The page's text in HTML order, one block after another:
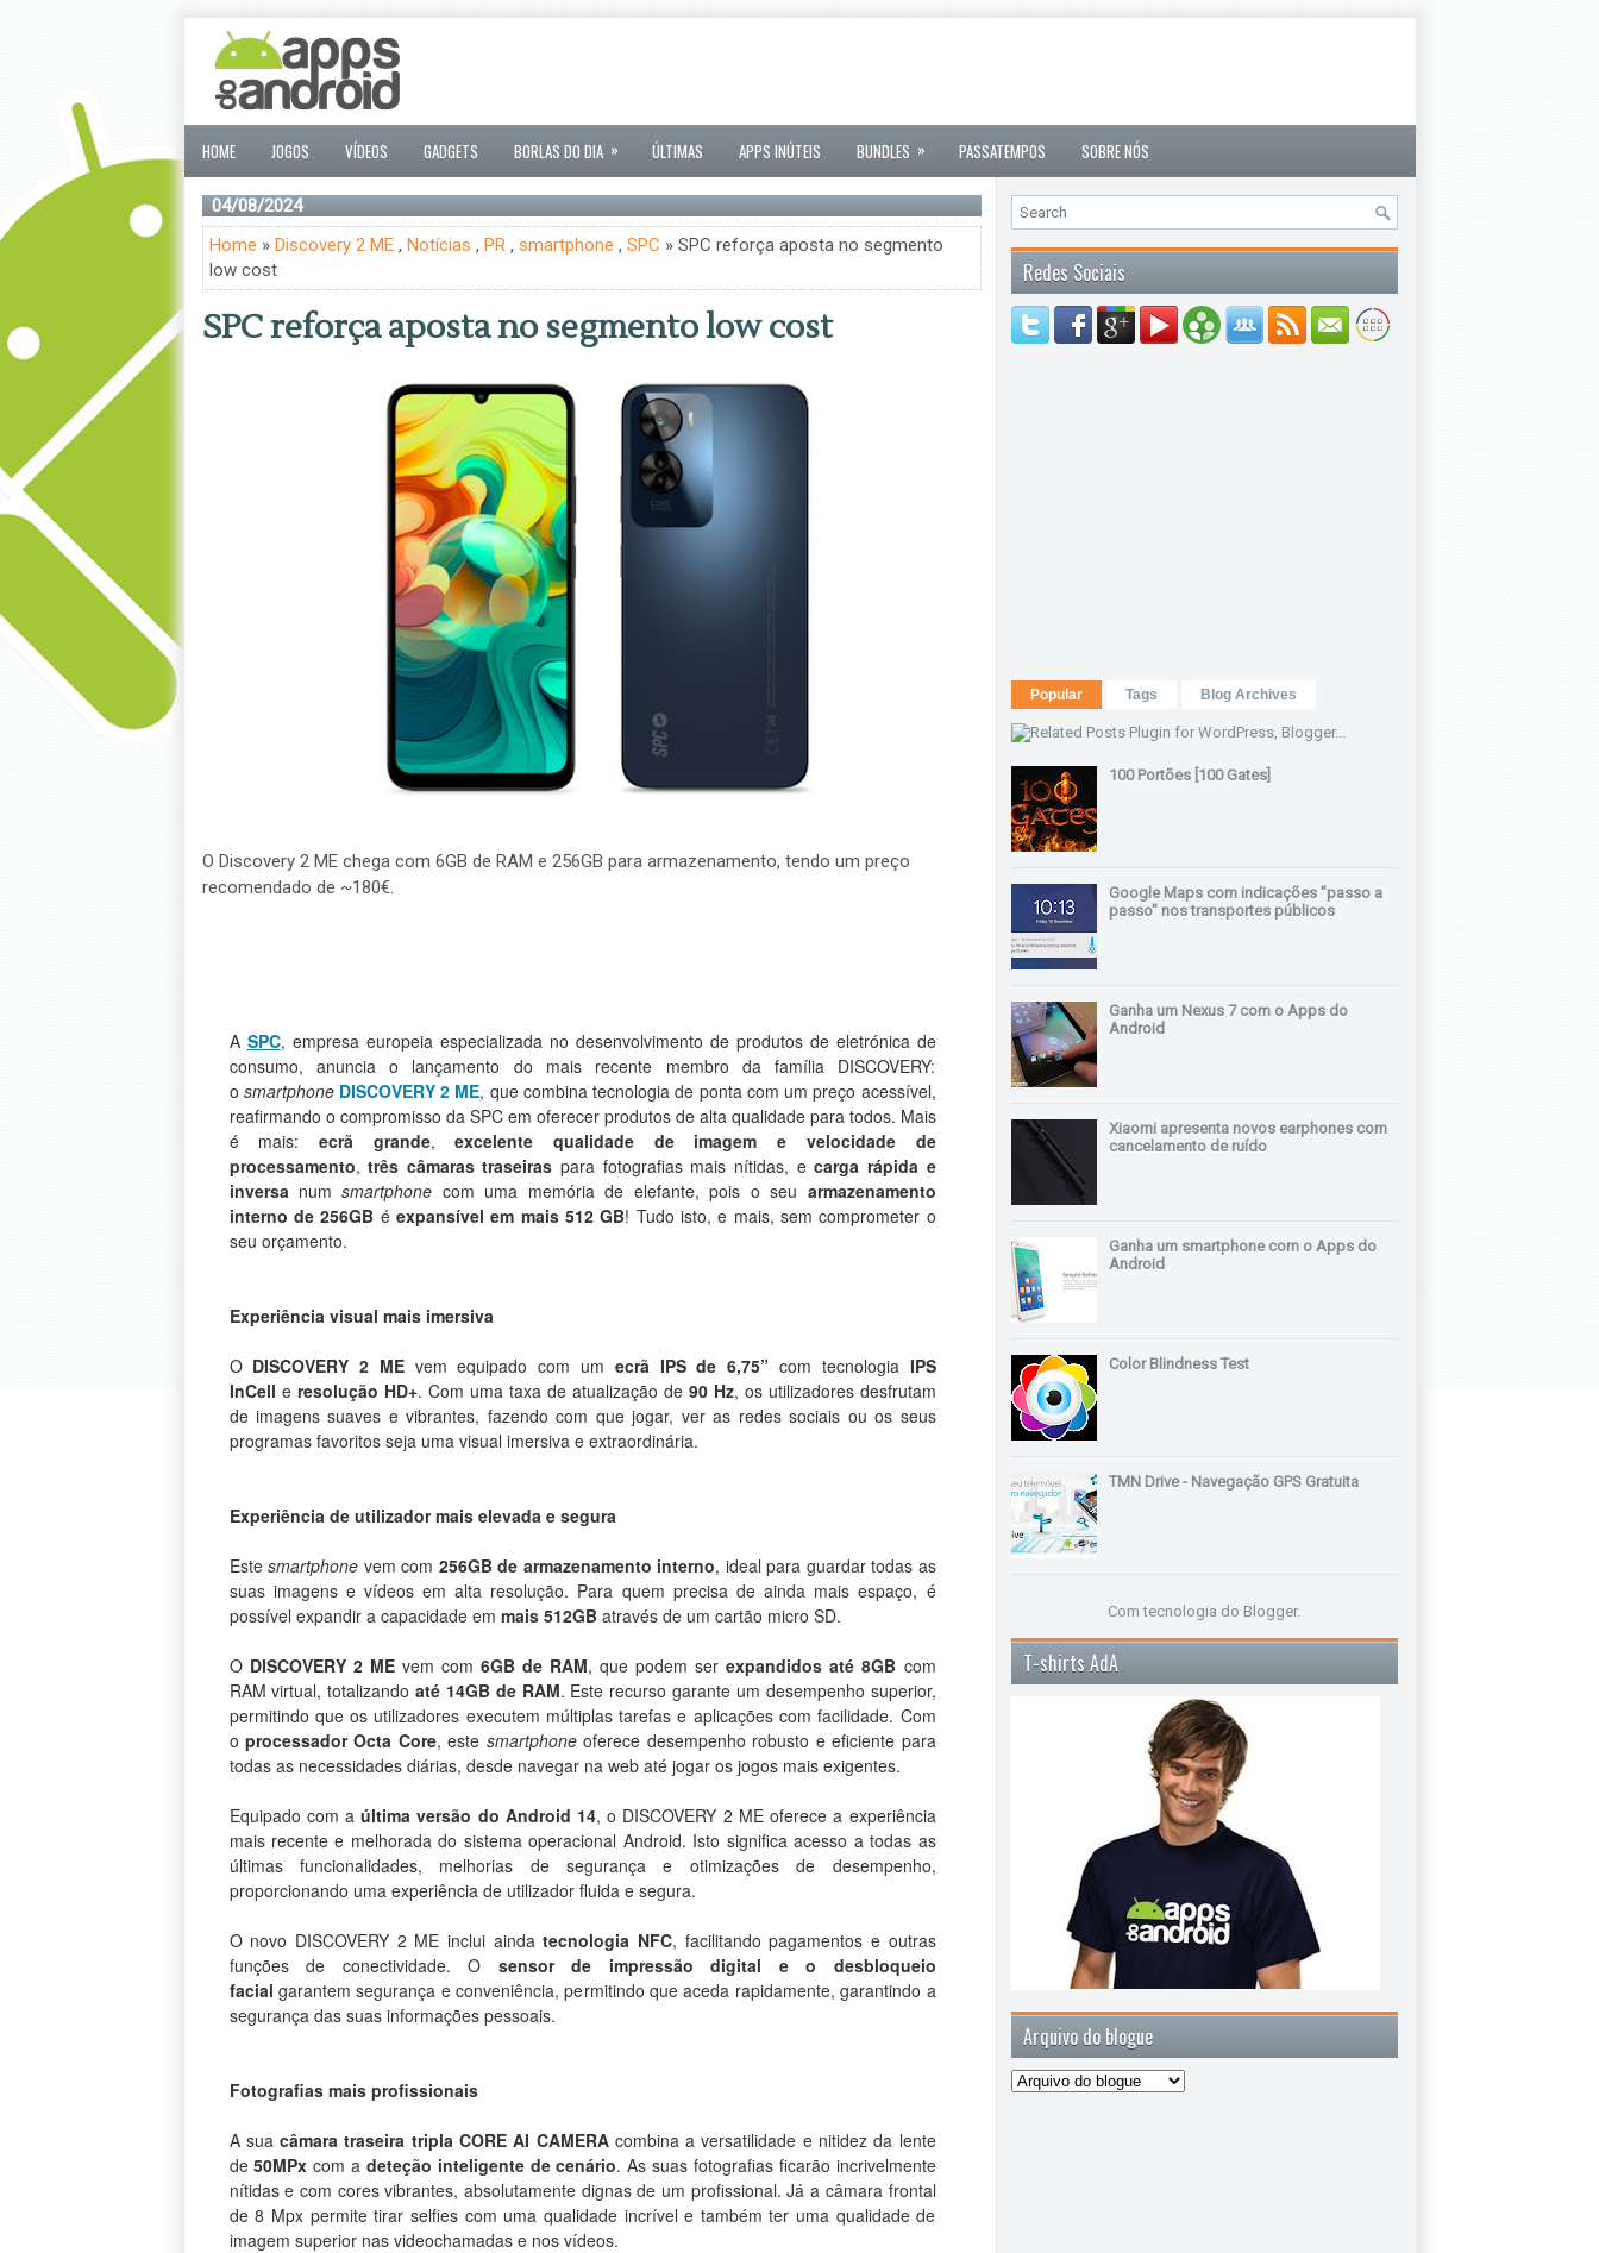
HOME JOGOS VÍDEOS GADGETS BORLAS DO DIA » ÚLTIMAS APPS INÚTEIS BUNDLES » PASSATEMPOS SOBRE NÓS
04/08/2024
Home » Discovery 2 ME, Notícias , PR, smartphone , SPC » SPC reforça aposta no segmento
low cost
SPC reforça aposta no segmento low cost
O Discovery 2 ME chega com 6GB de RAM e 256GB para armazenamento, tendo um preço
recomendado de ~180€.
A SPC, empresa europeia especializada no desenvolvimento de produtos de eletrónica de
consumo, anuncia o lançamento do mais recente membro da família DISCOVERY:
o smartphone DISCOVERY 2 ME, que combina tecnologia de ponta com um preço acessível,
reafirmando o compromisso da SPC em oferecer produtos de alta qualidade para todos. Mais
é mais: ecrã grande,excelente qualidade de imagem e velocidade de
processamento,três câmaras traseiras para fotografias mais nítidas, ecarga rápida e
inversanumsmartphone com uma memória de elefante, pois o seu armazenamento
interno de 256GB é expansível em mais 512 GB! Tudo isto, e mais, sem comprometer o
seu orçamento.
Experiência visual mais imersiva
O DISCOVERY 2 MEvem equipado com um ecrã IPS de 6,75” com tecnologia IPS
InCell e resolução HD+. Com uma taxa de atualização de 90 Hz, os utilizadores desfrutam
de imagens suaves e vibrantes, fazendo com que jogar, ver as redes sociais ou os seus
programas favoritos seja uma visual imersiva e extraordinária.
Experiência de utilizador mais elevada e segura
Este smartphone vem com 256GB de armazenamento interno, ideal para guardar todas as
suas imagens e vídeos em alta resolução. Para quem precisa de ainda mais espaço, é
possível expandir a capacidade em mais 512GBatravés de um cartão micro SD.
O DISCOVERY 2 MEvem com 6GB de RAM, que podem serexpandidos até 8GB com
RAM virtual, totalizando até 14GB de RAM. Este recurso garante um desempenho superior,
permitindo que os utilizadores executem múltiplas tarefas e aplicações com facilidade. Com
o processador Octa Core, este smartphoneoferece desempenho robusto e eficiente para
todas as necessidades diárias, desde navegar na web até jogar os jogos mais exigentes.
Equipado com aúltima versão do Android 14, o DISCOVERY 2 ME oferece a experiência
mais recente e melhorada do sistema operacional Android. Isto significa acesso a todas as
últimas funcionalidades, melhorias de segurança e otimizações de desempenho,
proporcionando uma experiência de utilizador fluida e segura.
O novo DISCOVERY 2 ME inclui aindatecnologia NFC, facilitando pagamentos e outras
funções de conectividade. O sensor de impressão digital e o desbloqueio
facial garantem segurança e conveniência, permitindo que aceda rapidamente, garantindo a
segurança das suas informações pessoais.
Fotografias mais profissionais
A suacâmara traseira tripla CORE AI CAMERAcombina a versatilidade e nitidez da lente
de50MPx com a deteção inteligente de cenário. As suas fotografias ficarão incrivelmente
nítidas e com cores vibrantes, absolutamente dignas de um profissional. Já a câmara frontal
de 8 Mpx permite tirar selfies com uma qualidade incrível e também ter uma qualidade de
imagem superior nas videochamadas e nos vídeos.
Redes Sociais
Popular Tags Blog Archives
100 Portões [100 Gates]
Google Maps com indicações "passo a
passo" nos transportes públicos
Ganha um Nexus 7 com o Apps do
Android
Xiaomi apresenta novos earphones com
cancelamento de ruído
Ganha um smartphone com o Apps do
Android
Color Blindness Test
TMN Drive - Navegação GPS Gratuita
Com tecnologia do Blogger.
T-shirts AdA
Arquivo do blogue